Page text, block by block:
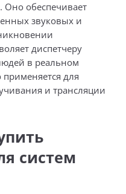
Оно обеспечивает
звуковых и
диспетчеру
в реальном
для
и трансляции
систем